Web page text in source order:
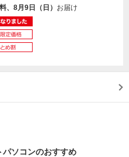
、8月9日（日） お届け
パソコンのおすすめ